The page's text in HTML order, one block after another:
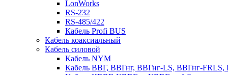
LonWorks
RS-232
RS-485/422
Кабель Profi BUS
Кабель коаксиальный
Кабель силовой
Кабель NYM
Кабель ВВГ, ВВГнг, ВВГнг-LS, ВВГнг-